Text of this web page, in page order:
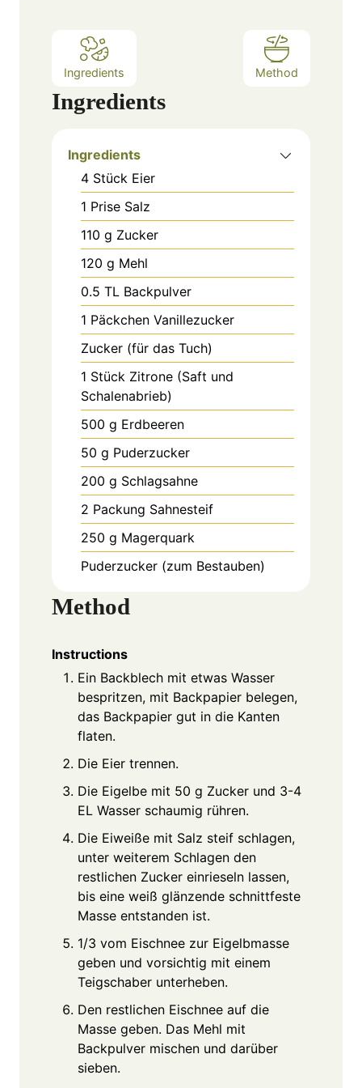
Ingredients Method
Ingredients
Ingredients
4 Stück Eier
1 Prise Salz
110 g Zucker
120 g Mehl
0.5 TL Backpulver
1 Päckchen Vanillezucker
Zucker (für das Tuch)
1 Stück Zitrone (Saft und
Schalenabrieb)
500 g Erdbeeren
50 g Puderzucker
200 g Schlagsahne
2 Packung Sahnesteif
250 g Magerquark
Puderzucker (zum Bestauben)
Method
Instructions
Ein Backblech mit etwas Wasser
bespritzen, mit Backpapier belegen,
das Backpapier gut in die Kanten
flaten.
Die Eier trennen.
Die Eigelbe mit 50 g Zucker und 3-4
EL Wasser schaumig rühren.
Die Eiweiße mit Salz steif schlagen,
unter weiterem Schlagen den
restlichen Zucker einrieseln lassen,
bis eine weiß glänzende schnittfeste
Masse entstanden ist.
1/3 vom Eischnee zur Eigelbmasse
geben und vorsichtig mit einem
Teigschaber unterheben.
Den restlichen Eischnee auf die
Masse geben. Das Mehl mit
Backpulver mischen und darüber
sieben.